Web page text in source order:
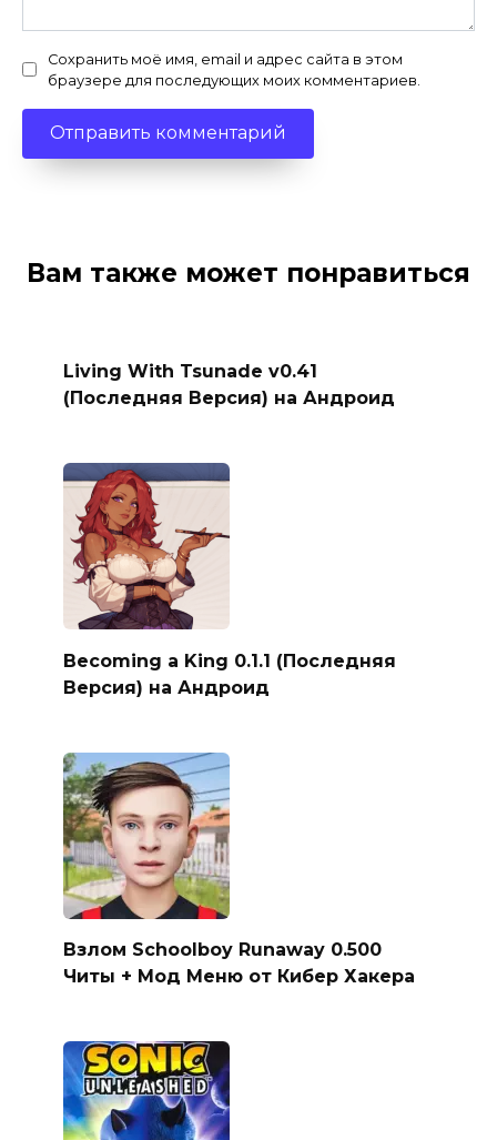
Сохранить моё имя, email и адрес сайта в этом
браузере для последующих моих комментариев.
Вам также может понравиться
Living With Tsunade v0.41
(Последняя Версия) на Андроид
Becoming a King 0.1.1 (Последняя
Версия) на Андроид
Взлом Schoolboy Runaway 0.500
Читы + Мод Меню от Кибер Хакера